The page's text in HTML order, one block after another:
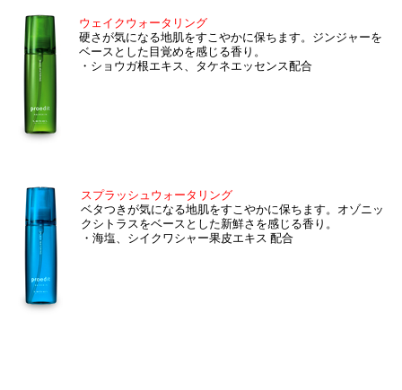
ウェイクウォータリング
硬さが気になる地肌をすこやかに保ちます。ジンジャーを
ベースとした目覚めを感じる香り。
・ショウガ根エキス、タケネエッセンス配合
スプラッシュウォータリング
ベタつきが気になる地肌をすこやかに保ちます。オゾニッ
クシトラスをベースとした新鮮さを感じる香り。
・海塩、シイクワシャー果皮エキス 配合